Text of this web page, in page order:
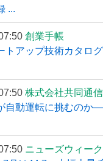
...
創業手帳
トアップ技術カタロ
株式会社共同通
自動運転に挑むのか
ニューズウィー